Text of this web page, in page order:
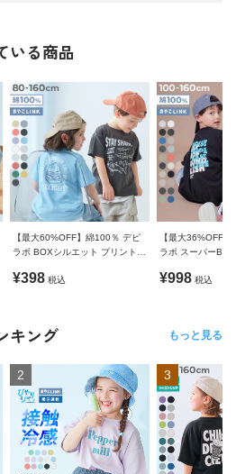
いる商品
【最大60%OFF】綿100％ デビ
ラボ BOXシルエット プリント半
¥398 税込
【最大36%OFF】
ラボ スーパーBIGシ
¥998 税込
キング もっと見る
2 3